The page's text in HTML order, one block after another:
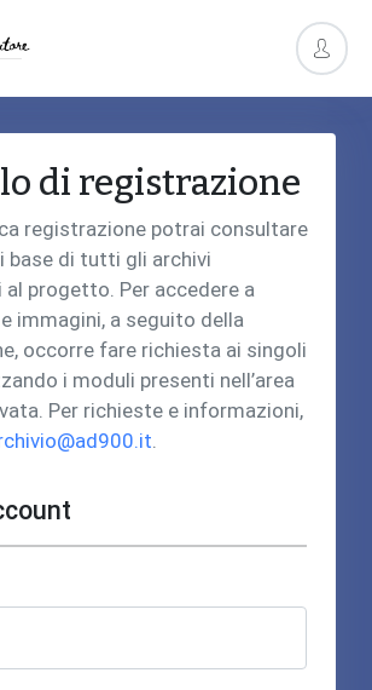
di registrazione
registrazione potrai consultare
base di tutti gli archivi
progetto. Per accedere a
immagini, a seguito della
occorre fare richiesta ai singoli
i moduli presenti nell’area
Per richieste e informazioni,
.